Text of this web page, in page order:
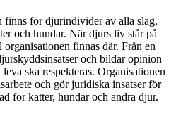
finns för djurindivider av alla slag,
och hundar. När djurs liv står på
finnas där. Från en
och bildar opinion
ska respekteras. Organisationen
och gör juridiska insatser för
för katter, hundar och andra djur.